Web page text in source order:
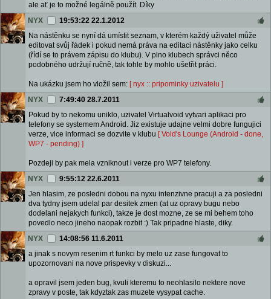
ale ať je to možné legálně použít. Díky
NYX
19:53:22 22.1.2012
Na nástěnku se nyní dá umístit seznam, v kterém každý uživatel může
editovat svůj řádek i pokud nemá práva na editaci nástěnky jako celku
(řídí se to právem zápisu do klubu). V plno klubech správci něco
podobného udržují ručně, tak tohle by mohlo ušetřit práci.
Na ukázku jsem ho vložil sem: [ nyx :: pripominky uzivatelu ]
NYX
7:49:40 28.7.2011
Pokud by to nekomu uniklo, uzivatel Virtualvoid vytvari aplikaci pro
telefony se systemem Android. Jiz existuje udajne velmi dobre fungujici
verze, vice informaci se dozvite v klubu [ Void's Lounge (Android - done,
WP7 - pending) ]
Pozdeji by pak mela vzniknout i verze pro WP7 telefony.
NYX
9:55:12 22.6.2011
Jen hlasim, ze posledni dobou na nyxu intenzivne pracuji a za posledni
dva tydny jsem udelal par desitek zmen (at uz opravy bugu nebo
dodelani nejakych funkci), takze je dost mozne, ze se mi behem toho
povedlo neco jineho naopak rozbit :) Tak pripadne hlaste, diky.
NYX
14:08:56 11.6.2011
a jinak s novym resenim rt funkci by melo uz zase fungovat to
upozornovani na nove prispevky v diskuzi...
a opravil jsem jeden bug, kvuli kteremu to neohlasilo nektere nove
zpravy v poste, tak kdyztak zas muzete vysypat cache.